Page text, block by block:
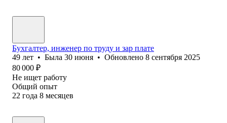
Бухгалтер, инженер по труду и зар плате
49 лет • Была 30 июня • Обновлено 8 сентября 2025
80 000 ₽
Не ищет работу
Общий опыт
22 года 8 месяцев